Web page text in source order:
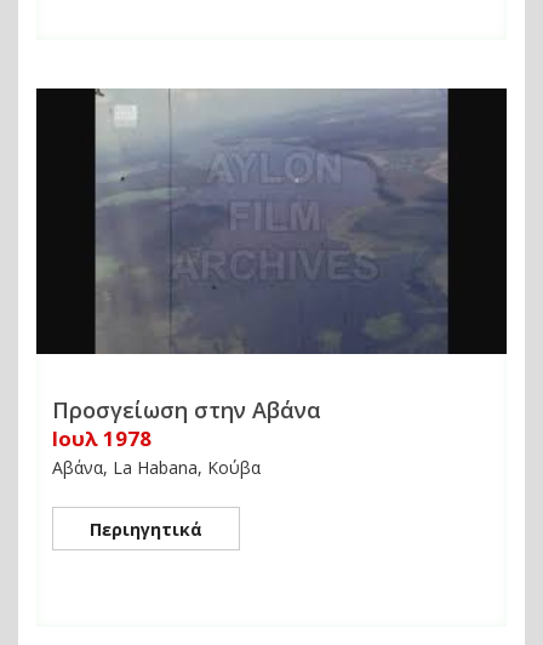
Προσγείωση στην Αβάνα
Ιουλ 1978
Αβάνα, La Habana, Κούβα
Περιηγητικά